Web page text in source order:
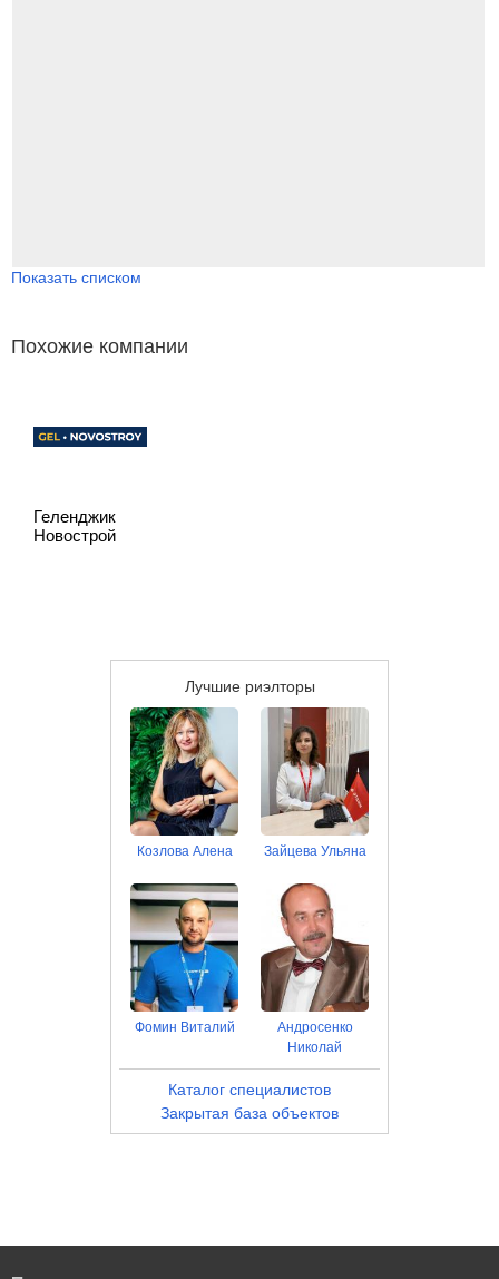
Показать списком
Похожие компании
Геленджик
Новострой
Лучшие риэлторы
Козлова Алена Зайцева Ульяна
Фомин Виталий
Андросенко
Николай
Каталог специалистов
Закрытая база объектов